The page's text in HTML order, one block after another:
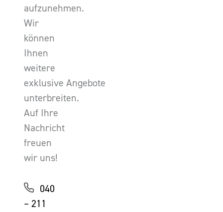
aufzunehmen.
Wir
können
Ihnen
weitere
exklusive Angebote
unterbreiten.
Auf Ihre
Nachricht
freuen
wir uns!
040
– 211